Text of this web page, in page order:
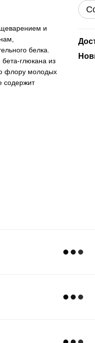
и
белка.
глюкана из
флору молодых
содержит